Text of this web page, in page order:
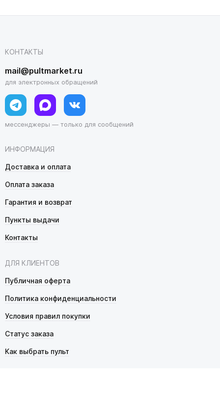
ИНФОРМАЦИЯ
Доставка и оплата
Оплата заказа
Гарантия и возврат
Пункты выдачи
Контакты
ДЛЯ КЛИЕНТОВ
Публичная оферта
Политика конфиденциальности
Условия правил покупки
Статус заказа
Как выбрать пульт
КОНТАКТЫ
mail@pultmarket.ru
для электронных обращений
мессенджеры — только для сообщений